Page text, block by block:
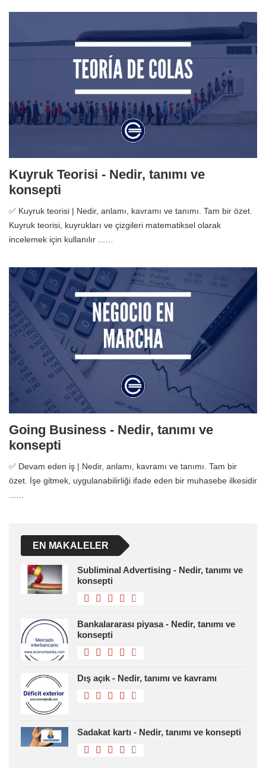
Kuyruk Teorisi - Nedir, tanımı ve
konsepti
✅ Kuyruk teorisi | Nedir, anlamı, kavramı ve tanımı. Tam bir özet.
Kuyruk teorisi, kuyrukları ve çizgileri matematiksel olarak
incelemek için kullanılır ...…
Going Business - Nedir, tanımı ve
konsepti
✅ Devam eden iş | Nedir, anlamı, kavramı ve tanımı. Tam bir
özet. İşe gitmek, uygulanabilirliği ifade eden bir muhasebe ilkesidir
EN MAKALELER
Subliminal Advertising - Nedir, tanımı ve
konsepti
Bankalararası piyasa - Nedir, tanımı ve
konsepti
Dış açık - Nedir, tanımı ve kavramı
Sadakat kartı - Nedir, tanımı ve konsepti